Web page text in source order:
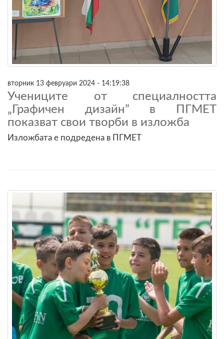
вторник 13 февруари 2024 - 14:19:38
Учениците от специалността
„Графичен дизайн” в ПГМЕТ
показват свои творби в изложба
Изложбата е подредена в ПГМЕТ